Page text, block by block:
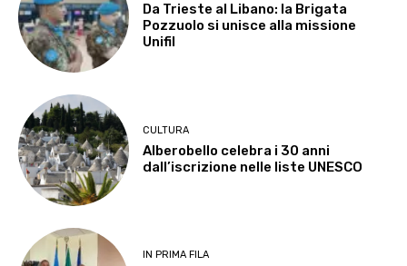
Da Trieste al Libano: la Brigata
Pozzuolo si unisce alla missione
Unifil
CULTURA
Alberobello celebra i 30 anni
dall’iscrizione nelle liste UNESCO
IN PRIMA FILA